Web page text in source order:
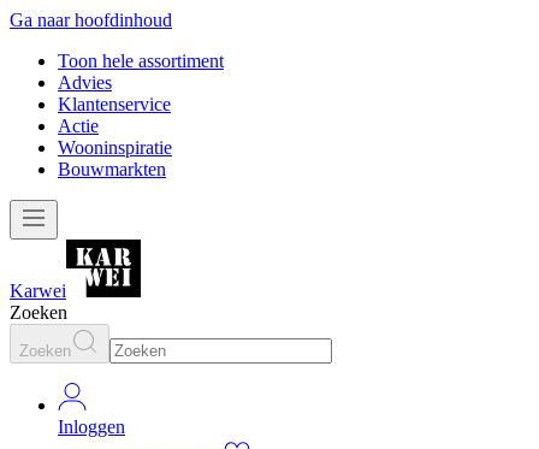
Ga naar hoofdinhoud
Toon hele assortiment
Advies
Klantenservice
Actie
Wooninspiratie
Bouwmarkten
Karwei
Zoeken
Zoeken
Inloggen